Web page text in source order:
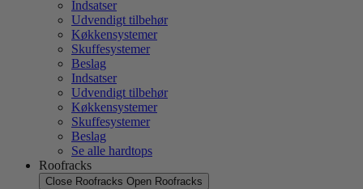
Indsatser
Udvendigt tilbehør
Køkkensystemer
Skuffesystemer
Beslag
Indsatser
Udvendigt tilbehør
Køkkensystemer
Skuffesystemer
Beslag
Se alle hardtops
Roofracks
Close Roofracks Open Roofracks